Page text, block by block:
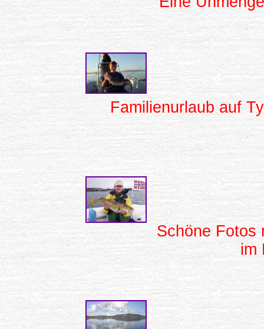
Familienurlaub auf
Schöne Fotos
im